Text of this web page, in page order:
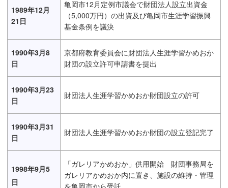
1989年12月
21日
亀岡市12月定例市議会で財団法人設立出資金
（5,000万円）の出資及び亀岡市生涯学習振興
基金条例を議決
1990年3月8
日
京都府教育委員会に財団法人生涯学習かめおか
財団の設立許可申請書を提出
1990年3月23
日
財団法人生涯学習かめおか財団設立の許可
1990年3月31
日
財団法人生涯学習かめおか財団の設立登記完了
1998年9月5
日
「ガレリアかめおか」供用開始 財団事務局を
ガレリアかめおか内に置き、施設の維持・管理
を亀岡市から受託